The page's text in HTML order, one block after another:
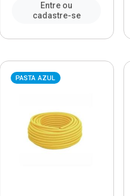
Entre ou
cadastre-se
PASTA AZUL